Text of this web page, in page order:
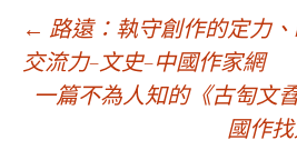
文
章
← 路遠：執守創作的定力
交流力–文史–中國作家網
一篇不為人知的《古匋文
國作